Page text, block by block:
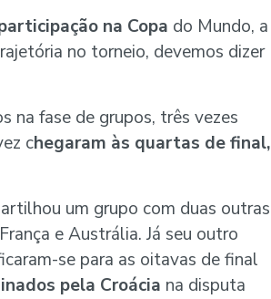
na Copa do Mundo, a
no torneio, devemos dizer
na fase de grupos, três vezes
chegaram às quartas de final,
um grupo com duas outras
e Austrália. Já seu outro
se para as oitavas de final
pela Croácia na disputa